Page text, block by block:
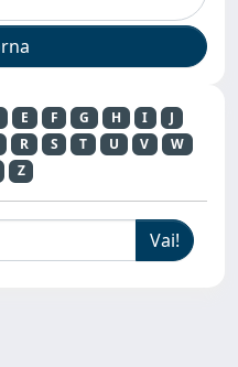
E F G H I
J
R S T U V
W
Z